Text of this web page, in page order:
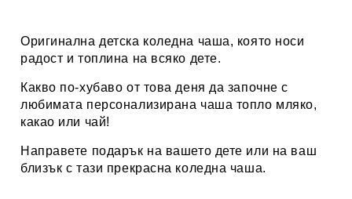
Оригинална детска коледна чаша, която носи
радост и топлина на всяко дете.
Какво по-хубаво от това деня да започне с
любимата персонализирана чаша топло мляко,
какао или чай!
Направете подарък на вашето дете или на ваш
близък с тази прекрасна коледна чаша.